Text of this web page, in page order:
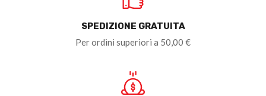
SPEDIZIONE GRATUITA
Per ordini superiori a 50,00 €